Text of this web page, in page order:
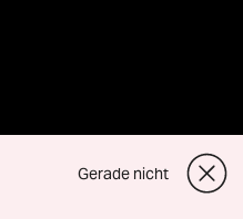
Gerade nicht